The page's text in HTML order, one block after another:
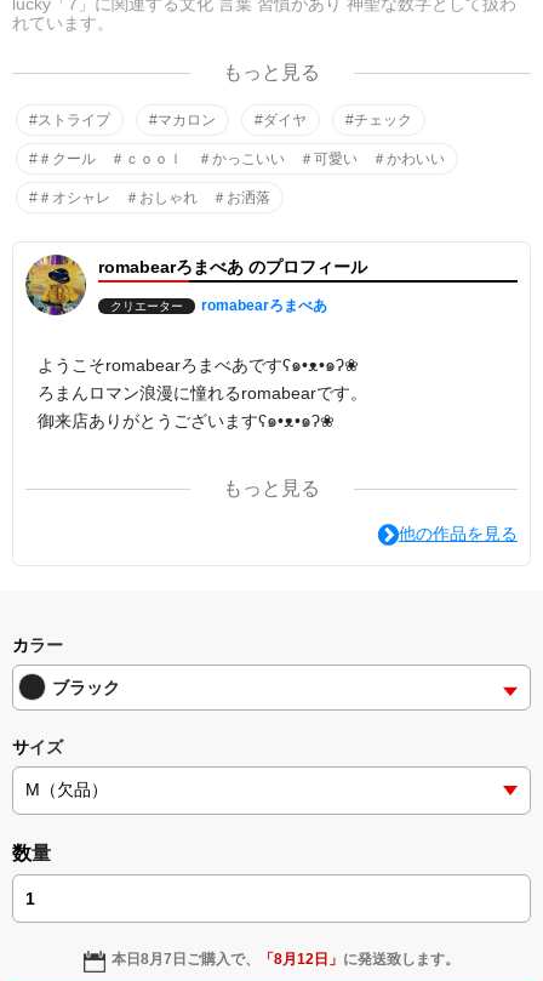
れています。
を不揃いの7つｽﾄﾗｲﾌﾟNAに表現しました。⭐️⭐️⭐️⭐️⭐️⭐️⭐️
(*｣ﾟ∀ﾟ)｣HEY！HEY！(*｣ﾟ∀ﾟ)｣HEY！HEY！(」・ω・)」(／・ω・)
もっと見る
#ストライプ #マカロン #ダイヤ #チェック
#＃クール ＃ｃｏｏｌ ＃かっこいい ＃可愛い ＃かわいい
#＃オシャレ ＃おしゃれ ＃お洒落
romabearろまべあ のプロフィール
クリエーター romabearろまべあ
ようこそromabearろまべあですʕ๑•ᴥ•๑ʔ❀
ろまんロマン浪漫に憧れるromabearです。
御来店ありがとうございますʕ๑•ᴥ•๑ʔ❀
ろまべあﾃﾞｻﾞｲﾝはｵﾘｼﾞﾅﾙｷｬｸﾀｰ 写真 ﾃﾞｼﾞﾀﾙｱｰﾄ 色鉛筆画 絵画
などさまざまに作っております。
もっと見る
他の作品を見る
カラー
ブラック
サイズ
数量
本日8月7日 ご購入で、 「8月12日 」 に発送致します。